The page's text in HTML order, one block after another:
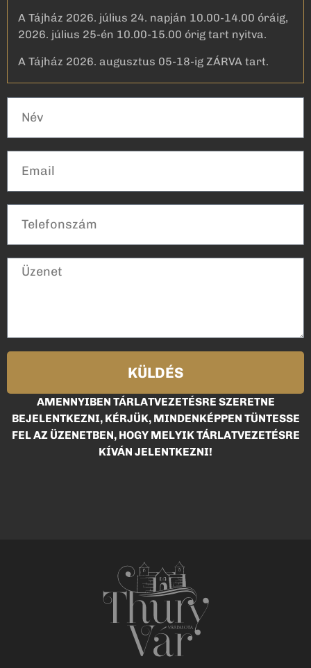
A Tájház 2026. július 24. napján 10.00-14.00 óráig,
2026. július 25-én 10.00-15.00 órig tart nyitva.
A Tájház 2026. augusztus 05-18-ig ZÁRVA tart.
KÜLDÉS
AMENNYIBEN TÁRLATVEZETÉSRE SZERETNE
BEJELENTKEZNI, KÉRJÜK, MINDENKÉPPEN TÜNTESSE
FEL AZ ÜZENETBEN, HOGY MELYIK TÁRLATVEZETÉSRE
KÍVÁN JELENTKEZNI!